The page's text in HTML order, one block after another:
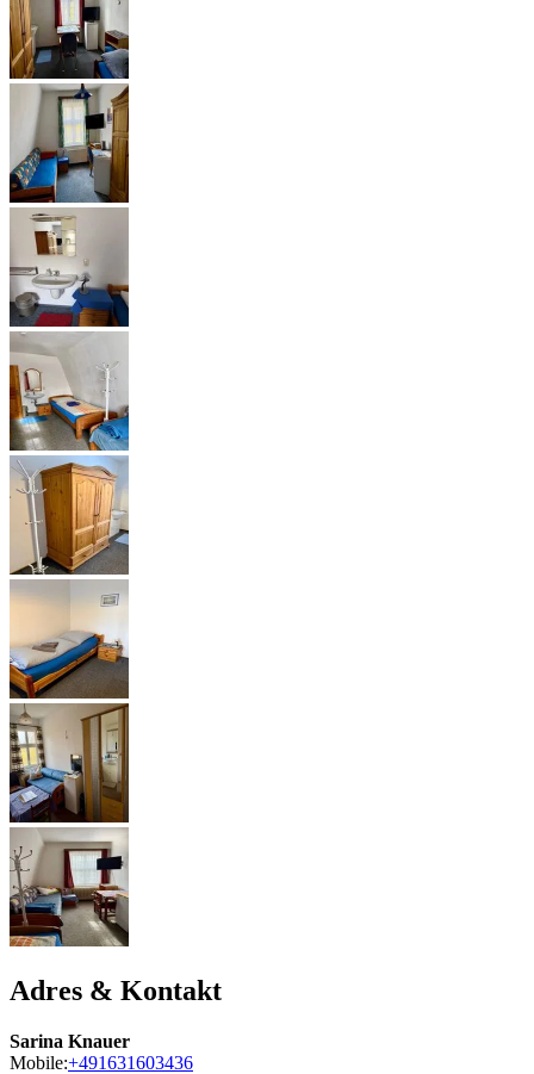
Adres & Kontakt
Sarina Knauer
Mobile:+491631603436